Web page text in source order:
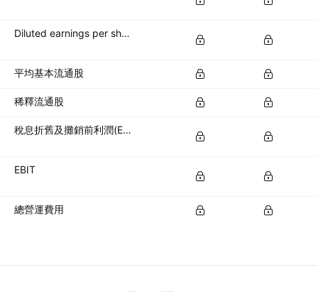
Diluted earnings per share (diluted EPS)
平均基本流通股
稀釋流通股
稅息折舊及攤銷前利潤(EBITDA)
EBIT
總營運費用